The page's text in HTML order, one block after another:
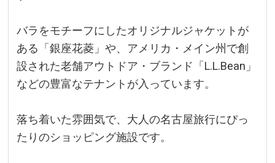
バラをモチーフにしたオリジナルジャケットが
ある「銀座花菱」や、アメリカ・メイン州で創
設された老舗アウトドア・ブランド「L.L.Bean」
などの豊富なテナントが入っています。
落ち着いた雰囲気で、大人の名古屋旅行にぴっ
たりのショッピング施設です。